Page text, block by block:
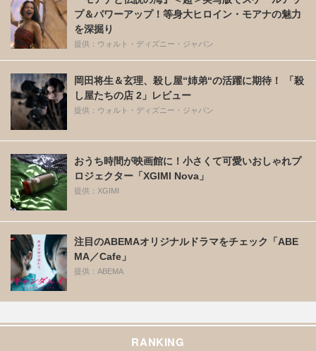
プ＆パワーアップ！等身大ヒロイン・モアナの魅力
を深掘り
提供：ウォルト・ディズニー・ジャパン
岡田将生＆玄理、殺し屋“姉弟“の活躍に期待！ 「殺
し屋たちの店 2」レビュー
提供：ウォルト・ディズニー・ジャパン
おうち時間が映画館に！小さくて可愛いおしゃれプ
ロジェクター「XGIMI Nova」
提供：XGIMI
注目のABEMAオリジナルドラマをチェック「ABE
MA／Cafe」
提供：ABEMA
RANKING